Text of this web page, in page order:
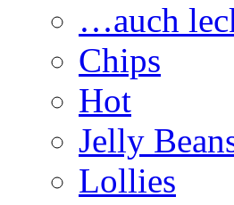
…auch
Chips
Hot
Jelly
Lollies